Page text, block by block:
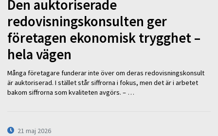
Den auktoriserade
redovisningskonsulten ger
företagen ekonomisk trygghet –
hela vägen
Många företagare funderar inte över om deras redovisningskonsult
är auktoriserad. I stället står siffrorna i fokus, men det är i arbetet
bakom siffrorna som kvaliteten avgörs. – …
21 maj 2026